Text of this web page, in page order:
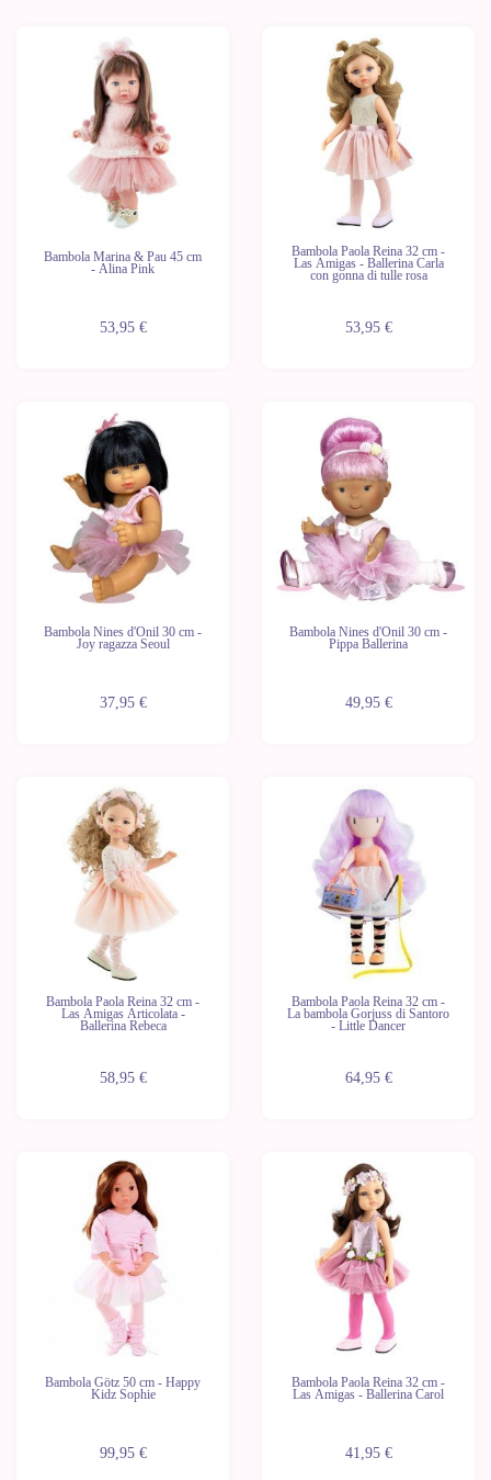
Bambola Marina & Pau 45 cm
- Alina Pink
53,95 €
Bambola Paola Reina 32 cm -
Las Amigas - Ballerina Carla
con gonna di tulle rosa
53,95 €
Bambola Nines d'Onil 30 cm -
Joy ragazza Seoul
37,95 €
Bambola Nines d'Onil 30 cm -
Pippa Ballerina
49,95 €
Bambola Paola Reina 32 cm -
Las Amigas Articolata -
Ballerina Rebeca
58,95 €
Bambola Paola Reina 32 cm -
La bambola Gorjuss di Santoro
- Little Dancer
64,95 €
Bambola Götz 50 cm - Happy
Kidz Sophie
99,95 €
Bambola Paola Reina 32 cm -
Las Amigas - Ballerina Carol
41,95 €